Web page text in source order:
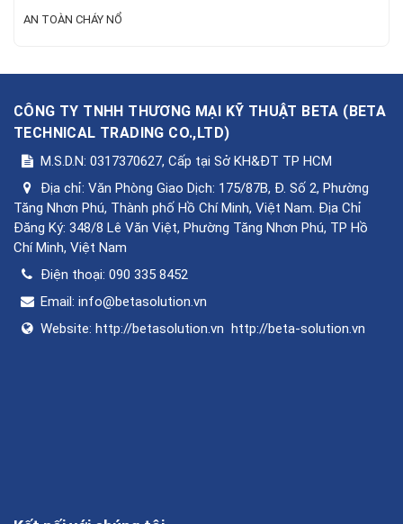
AN TOÀN CHÁY NỔ
CÔNG TY TNHH THƯƠNG MẠI KỸ THUẬT BETA ( BETA
TECHNICAL TRADING CO.,LTD)
M.S.D.N: 0317370627, Cấp tại Sở KH&ĐT TP HCM
Địa chỉ: Văn Phòng Giao Dịch: 175/87B, Đ. Số 2, Phường
Tăng Nhơn Phú, Thành phố Hồ Chí Minh, Việt Nam. Địa Chỉ
Đăng Ký: 348/8 Lê Văn Việt, Phường Tăng Nhơn Phú, TP Hồ
Chí Minh, Việt Nam
Điện thoại: 090 335 8452
Email: info@betasolution.vn
Website: http://betasolution.vn http://beta-solution.vn